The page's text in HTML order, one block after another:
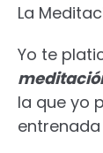
La
Yo te
la que yo